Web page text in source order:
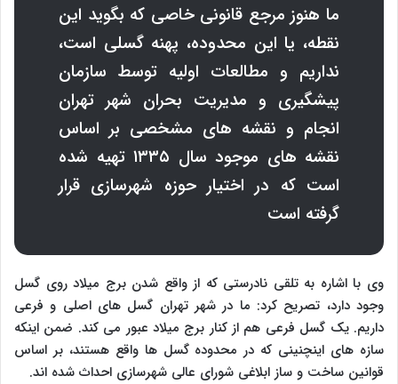
ما هنوز مرجع قانونی خاصی که بگوید این
نقطه، یا این محدوده، پهنه گسلی است،
نداریم و مطالعات اولیه توسط سازمان
پیشگیری و مدیریت بحران شهر تهران
انجام و نقشه های مشخصی بر اساس
نقشه های موجود سال ۱۳۳۵ تهیه شده
است که در اختیار حوزه شهرسازی قرار
گرفته است
وی با اشاره به تلقی نادرستی که از واقع شدن برج میلاد روی گسل
وجود دارد، تصریح کرد: ما در شهر تهران گسل های اصلی و فرعی
داریم. یک گسل فرعی هم از کنار برج میلاد عبور می کند. ضمن اینکه
سازه های اینچنینی که در محدوده گسل ها واقع هستند، بر اساس
قوانین ساخت و ساز ابلاغی شورای عالی شهرسازی احداث شده اند.